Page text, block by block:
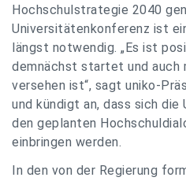
Hochschulstrategie 2040
Universitätenkonferenz ist
längst notwendig. „Es ist
demnächst startet und auch
versehen ist“, sagt uniko-
und kündigt an, dass sich
den geplanten
einbringen werden.
In den von der Regierung